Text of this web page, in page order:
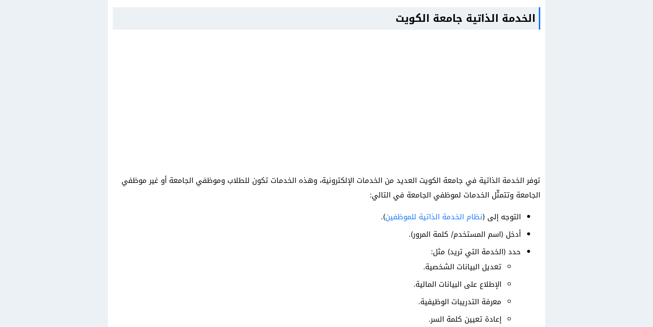
الخدمة الذاتية جامعة الكويت
توفر الخدمة الذاتية في جامعة الكويت العديد من الخدمات الإلكترونية، وهذه الخدمات تكون للطلاب وموظفي الجامعة أو غير موظفي
الجامعة وتتمثّل الخدمات لموظفي الجامعة في التالي:
التوجه إلى (نظام الخدمة الذاتية للموظفين).
أدخل (اسم المستخدم/ كلمة المرور).
حدد (الخدمة التي تريد) مثل:
تعديل البيانات الشخصية.
الإطلاع على البيانات المالية.
معرفة التدريبات الوظيفية.
إعادة تعيين كلمة السر.